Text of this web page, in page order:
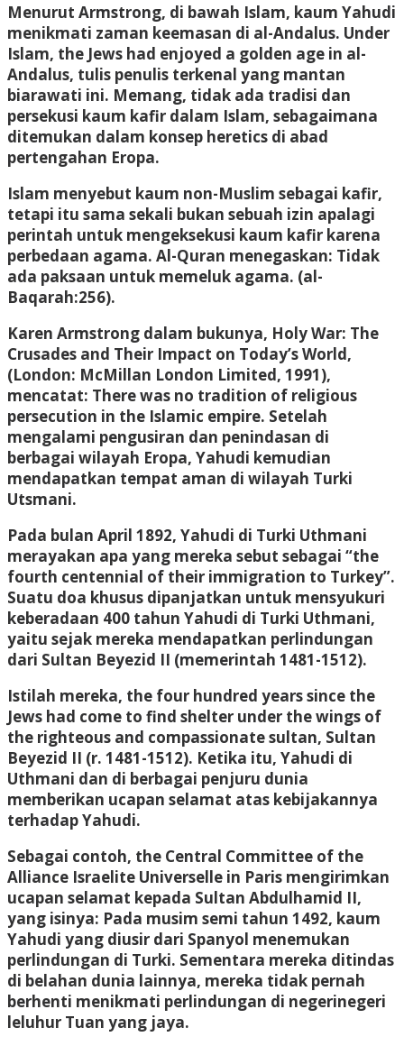
Menurut Armstrong, di bawah Islam, kaum Yahudi
menikmati zaman keemasan di al-Andalus. Under
Islam, the Jews had enjoyed a golden age in al-
Andalus, tulis penulis terkenal yang mantan
biarawati ini. Memang, tidak ada tradisi dan
persekusi kaum kafir dalam Islam, sebagaimana
ditemukan dalam konsep heretics di abad
pertengahan Eropa.
Islam menyebut kaum non-Muslim sebagai kafir,
tetapi itu sama sekali bukan sebuah izin apalagi
perintah untuk mengeksekusi kaum kafir karena
perbedaan agama. Al-Quran menegaskan: Tidak
ada paksaan untuk memeluk agama. (al-
Baqarah:256).
Karen Armstrong dalam bukunya, Holy War: The
Crusades and Their Impact on Today’s World,
(London: McMillan London Limited, 1991),
mencatat: There was no tradition of religious
persecution in the Islamic empire. Setelah
mengalami pengusiran dan penindasan di
berbagai wilayah Eropa, Yahudi kemudian
mendapatkan tempat aman di wilayah Turki
Utsmani.
Pada bulan April 1892, Yahudi di Turki Uthmani
merayakan apa yang mereka sebut sebagai “the
fourth centennial of their immigration to Turkey”.
Suatu doa khusus dipanjatkan untuk mensyukuri
keberadaan 400 tahun Yahudi di Turki Uthmani,
yaitu sejak mereka mendapatkan perlindungan
dari Sultan Beyezid II (memerintah 1481-1512).
Istilah mereka, the four hundred years since the
Jews had come to find shelter under the wings of
the righteous and compassionate sultan, Sultan
Beyezid II (r. 1481-1512). Ketika itu, Yahudi di
Uthmani dan di berbagai penjuru dunia
memberikan ucapan selamat atas kebijakannya
terhadap Yahudi.
Sebagai contoh, the Central Committee of the
Alliance Israelite Universelle in Paris mengirimkan
ucapan selamat kepada Sultan Abdulhamid II,
yang isinya: Pada musim semi tahun 1492, kaum
Yahudi yang diusir dari Spanyol menemukan
perlindungan di Turki. Sementara mereka ditindas
di belahan dunia lainnya, mereka tidak pernah
berhenti menikmati perlindungan di negerinegeri
leluhur Tuan yang jaya.